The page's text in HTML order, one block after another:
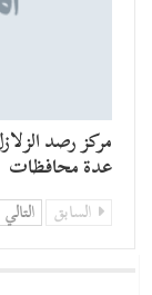
مركز رصد
عدة محافظات
السابق التالي